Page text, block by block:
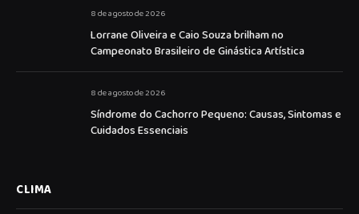
8 de agosto de 2026
Lorrane Oliveira e Caio Souza brilham no
Campeonato Brasileiro de Ginástica Artística
8 de agosto de 2026
Síndrome do Cachorro Pequeno: Causas, Sintomas e
Cuidados Essenciais
CLIMA